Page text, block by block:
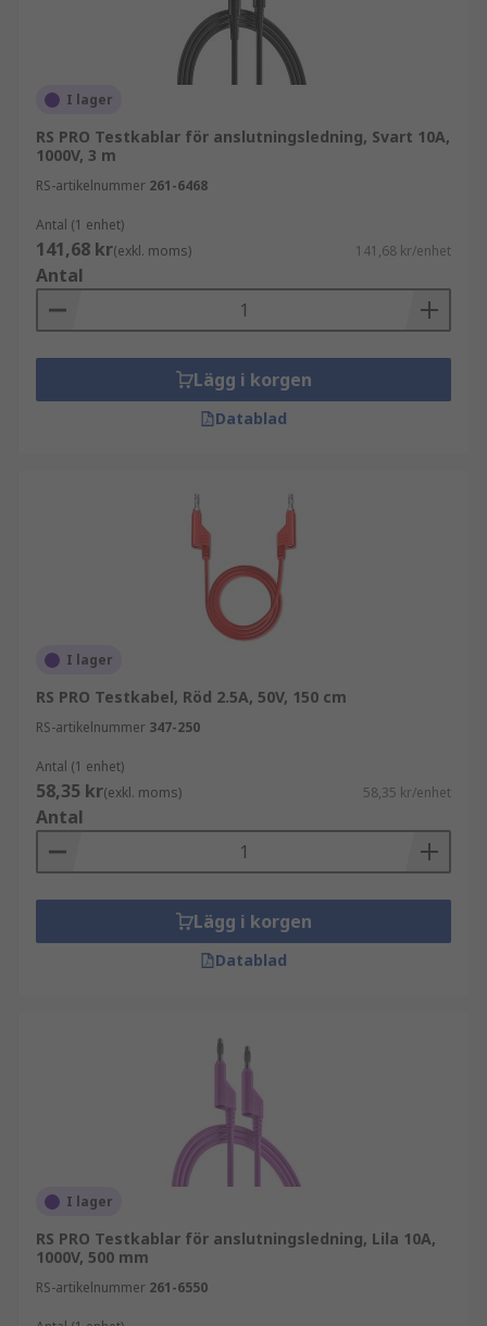
I lager
RS PRO Testkablar för anslutningsledning, Svart 10A,
1000V, 3 m
RS-artikelnummer 261-6468
Antal (1 enhet)
141,68 kr(exkl. moms) 141,68 kr/enhet
Antal
Lägg i korgen
Datablad
I lager
RS PRO Testkabel, Röd 2.5A, 50V, 150 cm
RS-artikelnummer 347-250
Antal (1 enhet)
58,35 kr(exkl. moms) 58,35 kr/enhet
Antal
Lägg i korgen
Datablad
I lager
RS PRO Testkablar för anslutningsledning, Lila 10A,
1000V, 500 mm
RS-artikelnummer 261-6550